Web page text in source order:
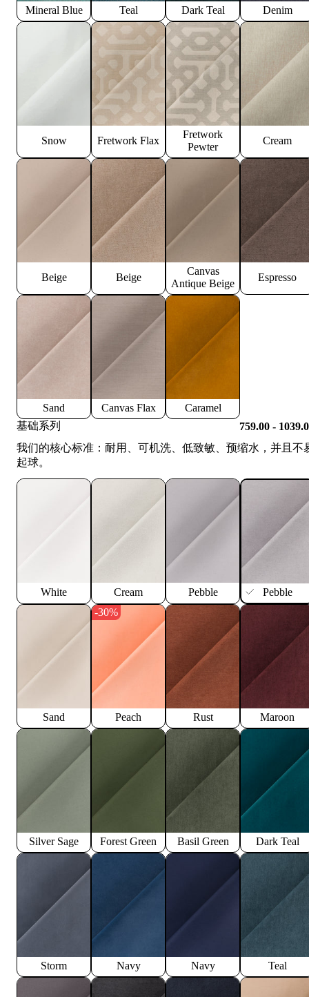
Mineral Blue Teal Dark Teal Denim
Snow Fretwork Flax
Fretwork
Pewter
Cream
Beige Beige
Canvas
Antique Beige
Espresso
Sand Canvas Flax
Caramel
基础系列
759.00 -
我们的核心标准：耐用、可机洗、低致敏、预缩水，并且不
起球。
White Cream Pebble Pebble
Sand
-30%
Peach Rust Maroon
Silver Sage Forest Green Basil Green Dark Teal
Storm Navy Navy Teal